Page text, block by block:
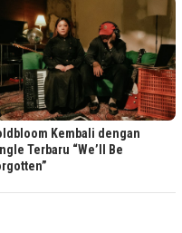
Kembali dengan
Terbaru “We’ll Be